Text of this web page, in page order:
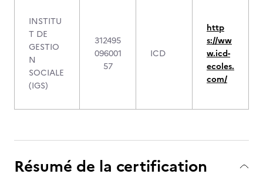
INSTITU
T DE
GESTIO
N
SOCIALE
(IGS)
312495
096001
57
ICD
http
s://ww
w.icd-
ecoles.
com/
Résumé de la certification